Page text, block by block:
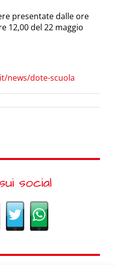
presentate dalle ore
12,00 del 22 maggio
news/dote-scuola
social